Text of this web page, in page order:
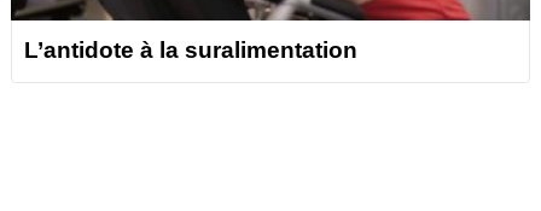
L’antidote à la suralimentation